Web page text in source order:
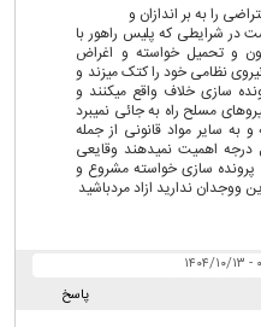
را به بر اندازان و
در شرایطی که پلیس راهور با
و تحمیل خواسته و اغراض
نظامی خود را کتک میزند و
سازی خلاف واقع میکنند و
مسلح راه به جائی نمیبرد
به سایر مواد قانونی از جمله
اهمیت نمیدهند وقایعی
سازی خواسته مشروع و
ووجدان ندارید ازاد مردباشید
پاسخ